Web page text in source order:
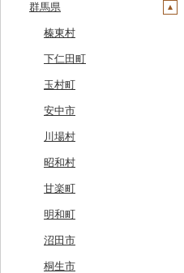
白老町
せたな町
旭川市
森町
稚内市
標津町
清里町
北斗市
留萌市
白糠町
釧路町
南部町
五戸町
藤崎町
六ヶ所村
東北町
三戸町
東通村
黒石市
おいらせ町
鶴田町
階上町
軽米町
岩手町
矢巾町
釜石市
野田村
普代村
一戸町
陸前高田市
紫波町
滝沢市
住田町
柴田町
色麻町
丸森町
大衡村
加美町
利府町
白石市
登米市
山元町
名取市
川崎町
秋田県
大潟村
横手市
能代市
小坂町
仙北市
井川町
潟上市
三種町
藤里町
湯沢市
山形県
村山市
尾花沢市
上山市
河北町
酒田市
新庄市
長井市
小国町
南陽市
福島県
天栄村
広野町
鏡石町
須賀川市
小野町
棚倉町
古殿町
昭和村
取手市
つくば市
稲敷市
潮来市
五霞町
北茨城市
境町
かすみがうら市
牛久市
常陸太田市
つくばみらい市
那須塩原市
市貝町
塩谷町
上三川町
佐野市
真岡市
高根沢町
大田原市
栃木市
日光市
小山市
群馬県
榛東村
下仁田町
玉村町
安中市
川場村
昭和村
甘楽町
明和町
沼田市
桐生市